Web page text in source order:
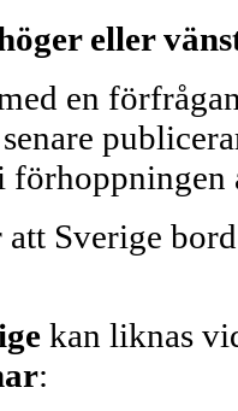
eller
en
Sverige
kan liknas
: